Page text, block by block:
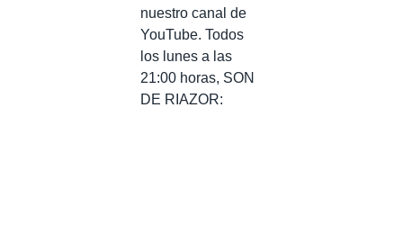
nuestro canal de
YouTube. Todos
los lunes a las
21:00 horas, SON
DE RIAZOR: